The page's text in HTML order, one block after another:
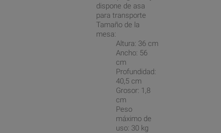
dispone de asa
para transporte
Tamaño de la
mesa:
Altura: 36 cm
Ancho: 56
cm
Profundidad:
40,5 cm
Grosor: 1,8
cm
Peso
máximo de
uso: 30 kg